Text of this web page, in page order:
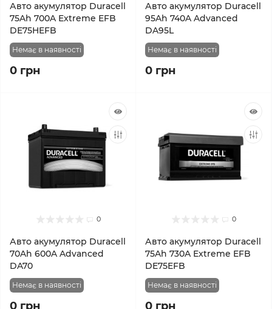
Авто акумулятор Duracell
75Ah 700A Extreme EFB
DE75HEFB
Немає в наявності
0 грн
Авто акумулятор Duracell
95Ah 740A Advanced
DA95L
Немає в наявності
0 грн
0
Авто акумулятор Duracell
70Ah 600A Advanced
DA70
Немає в наявності
0 грн
0
Авто акумулятор Duracell
75Ah 730A Extreme EFB
DE75EFB
Немає в наявності
0 грн